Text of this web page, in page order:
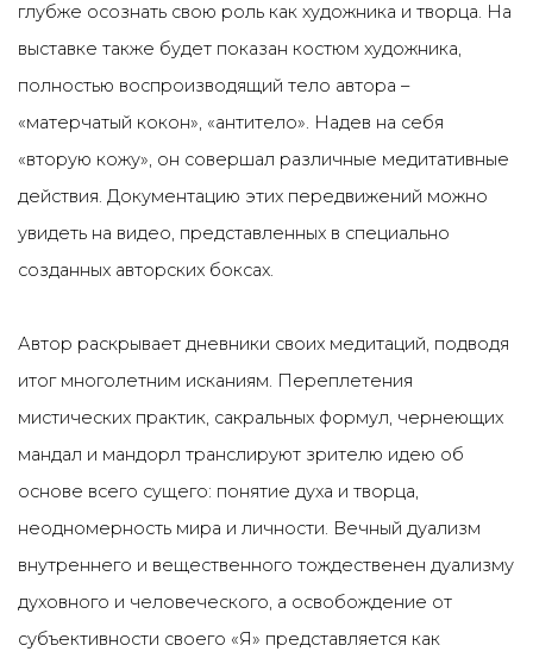
глубже осознать свою роль как художника и творца. На
выставке также будет показан костюм художника,
полностью воспроизводящий тело автора –
«матерчатый кокон», «антитело». Надев на себя
«вторую кожу», он совершал различные медитативные
действия. Документацию этих передвижений можно
увидеть на видео, представленных в специально
созданных авторских боксах.
Автор раскрывает дневники своих медитаций, подводя
итог многолетним исканиям. Переплетения
мистических практик, сакральных формул, чернеющих
мандал и мандорл транслируют зрителю идею об
основе всего сущего: понятие духа и творца,
неодномерность мира и личности. Вечный дуализм
внутреннего и вещественного тождественен дуализму
духовного и человеческого, а освобождение от
субъективности своего «Я» представляется как